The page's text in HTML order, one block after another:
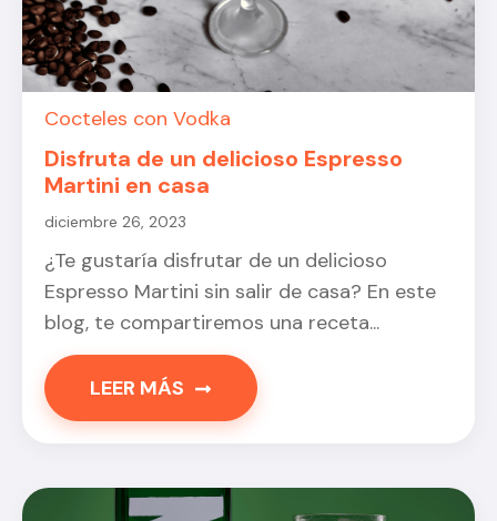
Cocteles con Vodka
Disfruta de un delicioso Espresso
Martini en casa
diciembre 26, 2023
¿Te gustaría disfrutar de un delicioso
Espresso Martini sin salir de casa? En este
blog, te compartiremos una receta...
LEER MÁS